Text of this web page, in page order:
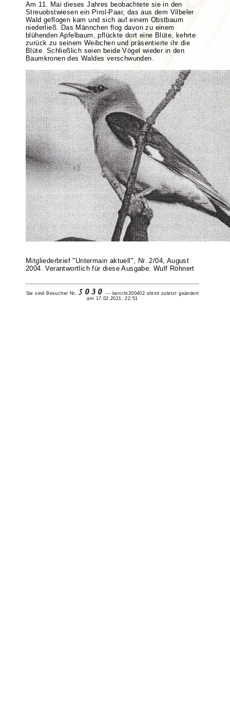
Am 11. Mai dieses Jahres beobachtete sie in den
Streuobstwiesen ein Pirol-Paar, das aus dem Vilbeler
Wald geflogen kam und sich auf einem Obstbaum
niederließ. Das Männchen flog davon zu einem
blühenden Apfelbaum, pflückte dort eine Blüte, kehrte
zurück zu seinem Weibchen und präsentierte ihr die
Blüte. Schließlich seien beide Vögel wieder in den
Baumkronen des Waldes verschwunden.
Mitgliederbrief "Untermain aktuell", Nr. 2/04, August
2004. Verantwortlich für diese Ausgabe: Wulf Röhnert
Sie sind Besucher Nr. --- bericht200402.shtml zuletzt geändert
am 17.02.2021, 22:51